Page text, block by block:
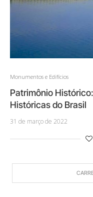
Monumentos e Edifícios
Patrimônio
Históricas do Brasil
31 de março de 2022